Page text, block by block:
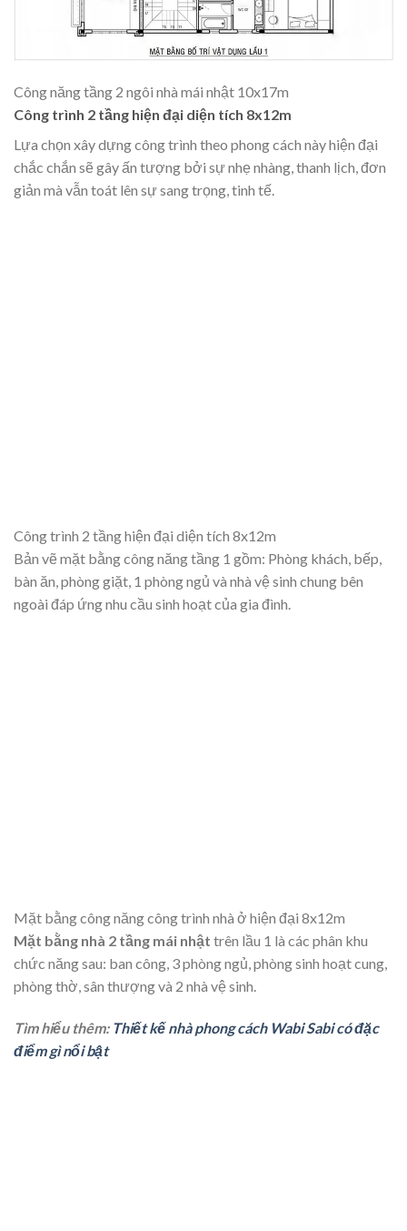
Công năng tầng 2 ngôi nhà mái nhật 10x17m
Công trình 2 tầng hiện đại diện tích 8x12m
Lựa chọn xây dựng công trình theo phong cách này hiện đại
chắc chắn sẽ gây ấn tượng bởi sự nhẹ nhàng, thanh lịch, đơn
giản mà vẫn toát lên sự sang trọng, tinh tế.
Công trình 2 tầng hiện đại diện tích 8x12m
Bản vẽ mặt bằng công năng tầng 1 gồm: Phòng khách, bếp,
bàn ăn, phòng giặt, 1 phòng ngủ và nhà vệ sinh chung bên
ngoài đáp ứng nhu cầu sinh hoạt của gia đình.
Mặt bằng công năng công trình nhà ở hiện đại 8x12m
Mặt bằng nhà 2 tầng mái nhật trên lầu 1 là các phân khu
chức năng sau: ban công, 3 phòng ngủ, phòng sinh hoạt cung,
phòng thờ, sân thượng và 2 nhà vệ sinh.
Tìm hiểu thêm: Thiết kế nhà phong cách Wabi Sabi có đặc
điểm gì nổi bật